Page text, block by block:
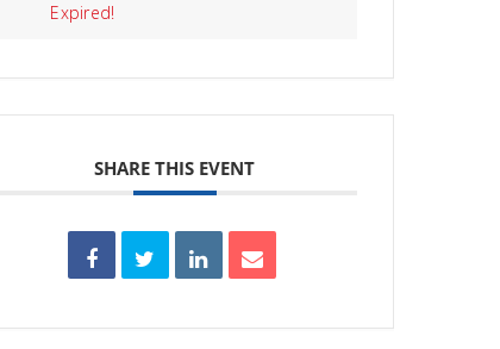
Expired!
SHARE THIS EVENT